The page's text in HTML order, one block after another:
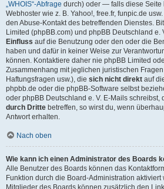
„WHOIS“-Abfrage durch) oder — falls diese Seite
Webhoster wie z. B. Yahoo!, free.fr, funpic.de
den Abuse-Kontakt des betreffenden Dienstes.
Limited (phpBB.com) und phpBB Deutschland e.
Einfluss auf die Benutzung oder den oder die
haben und dafür in keiner Weise zur
können. Kontaktiere daher nie phpBB Limited
Zusammenhang mit jeglichen juristischen
Haftungsfragen usw.), die sich nicht direkt auf
phpbb.de oder die phpBB-Software selbst
oder phpBB Deutschland e. V. E-Mails schreibst,
durch Dritte betreffen, so wirst du, wenn
Antwort erhalten.
Nach oben
Wie kann ich einen Administrator des Boards
Alle Benutzer des Boards können das
Funktion durch die Board-Administration aktiviert
Mitglieder des Boards können zusätzlich den Link